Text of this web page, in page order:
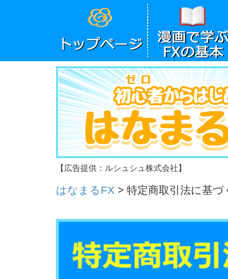
【広告提供：ルシュシュ株式会社】
はなまるFX > 特定商取引法に基